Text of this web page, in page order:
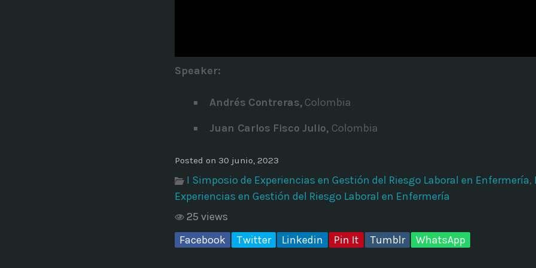
Noticia de personal salud 5
Time
Speaker:
Andrés Contreras, Colombia
Juan Carlos Fisco Julio, Colombia
Posted on 30 junio, 2023
I Simposio de Experiencias en Gestión del Riesgo Laboral en Enfermería,
Experiencias en Gestión del Riesgo Laboral en Enfermería
25 views
Facebook
Twitter Linkedin Pin It Tumblr WhatsApp